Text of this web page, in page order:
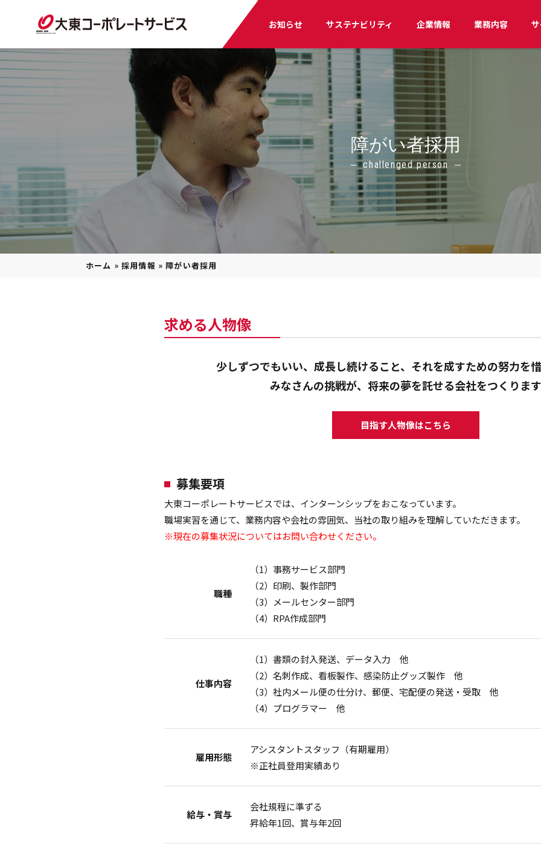
お知らせ サステナビリティ 企業情報 業務内容
障がい者採用
challenged person
ホーム »採用情報 » 障がい者採用
求める人物像
少しずつでもいい、成長し続けること、それを成すための努力を
みなさんの挑戦が、将来の夢を託せる会社をつくります
目指す人物像はこちら
募集要項
大東コーポレートサービスでは、インターンシップをおこなっています。
職場実習を通じて、業務内容や会社の雰囲気、当社の取り組みを理解していただきます。
※現在の募集状況についてはお問い合わせください。
職種
（1）事務サービス部門
（2）印刷、製作部門
（3）メールセンター部門
（4）RPA作成部門
仕事内容
（1）書類の封入発送、データ入力 他
（2）名刺作成、看板製作、感染防止グッズ製作 他
（3）社内メール便の仕分け、郵便、宅配便の発送・受取 他
（4）プログラマー 他
雇用形態
アシスタントスタッフ（有期雇用）
※正社員登用実績あり
給与・賞与
会社規程に準ずる
昇給年1回、賞与年2回